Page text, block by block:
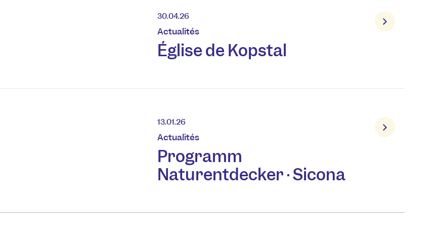
30.04.26
Actualités
Église de Kopstal
13.01.26
Actualités
Programm
Naturentdecker · Sicona